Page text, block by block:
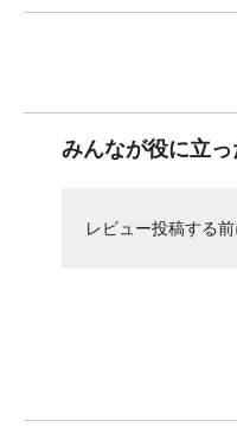
みんなが役に立
レビュー投稿する